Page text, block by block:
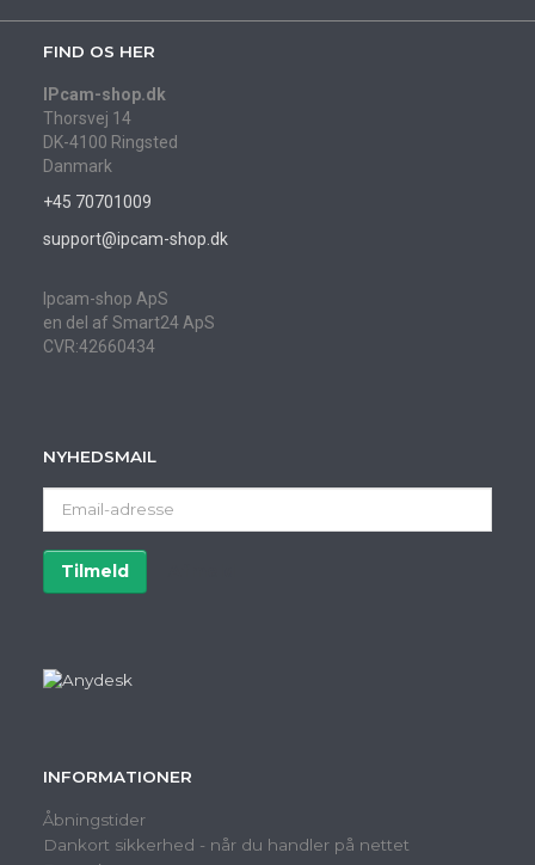
FIND OS HER
IPcam-shop.dk
Thorsvej 14
DK-4100 Ringsted
Danmark
+45 70701009
support@ipcam-shop.dk
Ipcam-shop ApS
en del af Smart24 ApS
CVR:42660434
NYHEDSMAIL
adresse
Tilmeld
INFORMATIONER
Åbningstider
Dankort sikkerhed - når du handler på nettet